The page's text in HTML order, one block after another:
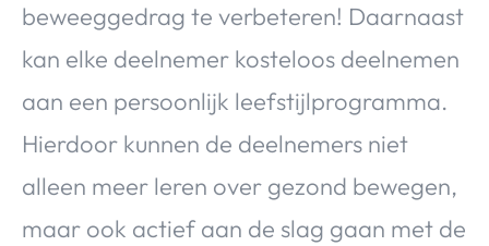
beweeggedrag te verbeteren! Daarnaast
kan elke deelnemer kosteloos deelnemen
aan een persoonlijk leefstijlprogramma.
Hierdoor kunnen de deelnemers niet
alleen meer leren over gezond bewegen,
maar ook actief aan de slag gaan met de